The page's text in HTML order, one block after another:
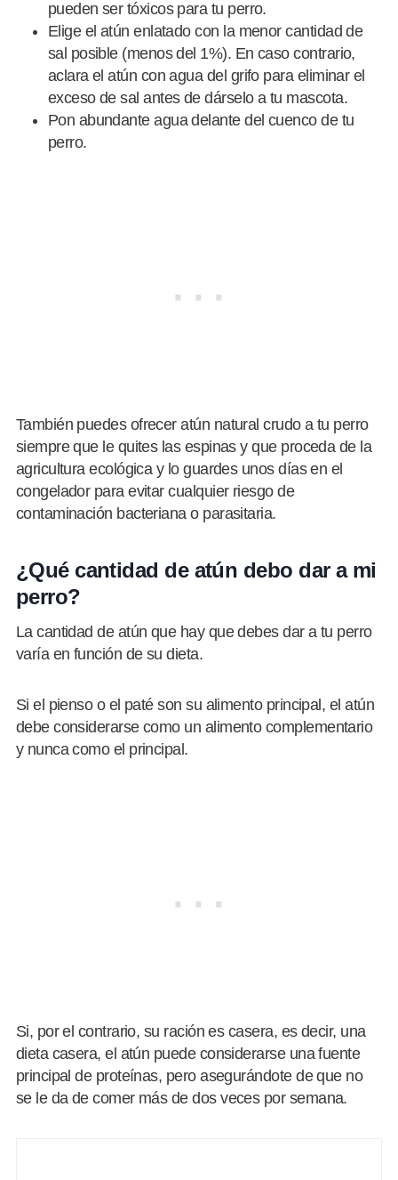
pueden ser tóxicos para tu perro.
Elige el atún enlatado con la menor cantidad de
sal posible (menos del 1%). En caso contrario,
aclara el atún con agua del grifo para eliminar el
exceso de sal antes de dárselo a tu mascota.
Pon abundante agua delante del cuenco de tu
perro.
También puedes ofrecer atún natural crudo a tu perro
siempre que le quites las espinas y que proceda de la
agricultura ecológica y lo guardes unos días en el
congelador para evitar cualquier riesgo de
contaminación bacteriana o parasitaria.
¿Qué cantidad de atún debo dar a mi
perro?
La cantidad de atún que hay que debes dar a tu perro
varía en función de su dieta.
Si el pienso o el paté son su alimento principal, el atún
debe considerarse como un alimento complementario
y nunca como el principal.
Si, por el contrario, su ración es casera, es decir, una
dieta casera, el atún puede considerarse una fuente
principal de proteínas, pero asegurándote de que no
se le da de comer más de dos veces por semana.